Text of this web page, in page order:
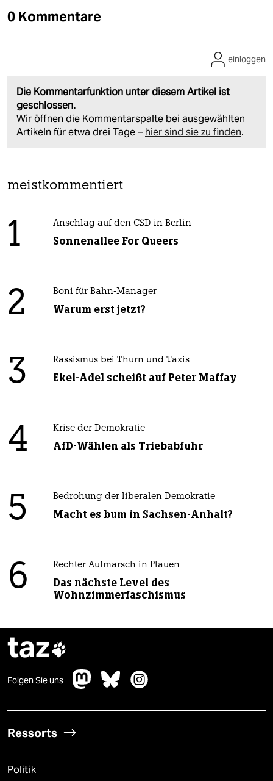
0 Kommentare
Die Kommentarfunktion unter diesem Artikel ist
geschlossen.
Wir öffnen die Kommentarspalte bei ausgewählten
Artikeln für etwa drei Tage – hier sind sie zu finden.
einloggen
meistkommentiert
1 Anschlag auf den CSD in Berlin
Sonnenallee For Queers
2 Boni für Bahn-Manager
Warum erst jetzt?
3 Rassismus bei Thurn und Taxis
Ekel-Adel scheißt auf Peter Maffay
4 Krise der Demokratie
AfD-Wählen als Triebabfuhr
5 Bedrohung der liberalen Demokratie
Macht es bum in Sachsen-Anhalt?
6 Rechter Aufmarsch in Plauen
Das nächste Level des
Wohnzimmerfaschismus
taz
Folgen Sie uns
Ressorts
Politik